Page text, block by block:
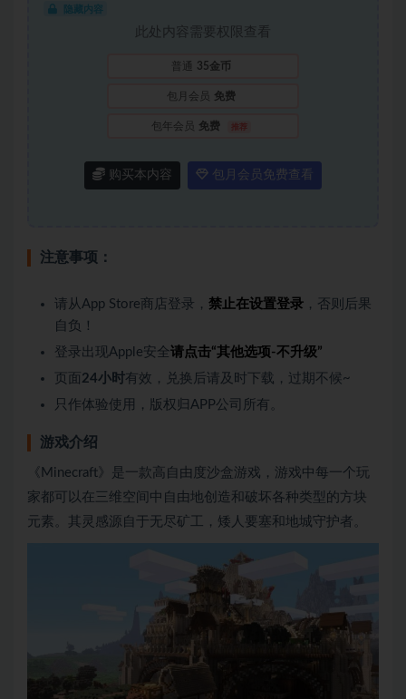
隐藏内容
此处内容需要权限查看
普通 35金币
包月会员 免费
包年会员 免费 推荐
购买本内容 包月会员免费查看
注意事项：
请从App Store商店登录， 禁止在设置登录 ，否则后果
自负！
登录出现Apple安全请点击“其他选项-不升级”
页面 24小时有效，兑换后请及时下载，过期不候~
只作体验使用，版权归APP公司所有。
游戏介绍
《Minecraft》是一款高自由度沙盒游戏，游戏中每一个玩
家都可以在三维空间中自由地创造和破坏各种类型的方块
元素。其灵感源自于无尽矿工，矮人要塞和地城守护者。